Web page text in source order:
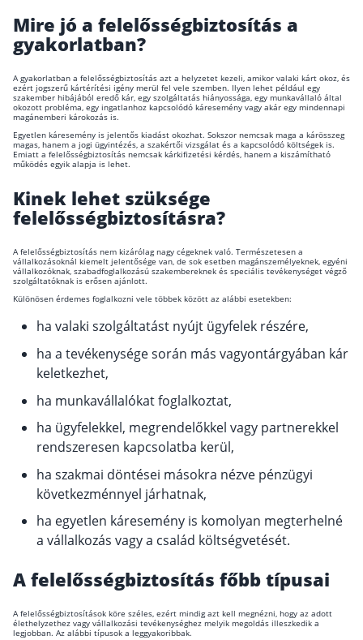
Mire jó a felelősségbiztosítás a
gyakorlatban?
A gyakorlatban a felelősségbiztosítás azt a helyzetet kezeli, amikor valaki kárt okoz, és
ezért jogszerű kártérítési igény merül fel vele szemben. Ilyen lehet például egy
szakember hibájából eredő kár, egy szolgáltatás hiányossága, egy munkavállaló által
okozott probléma, egy ingatlanhoz kapcsolódó káresemény vagy akár egy mindennapi
magánemberi károkozás is.
Egyetlen káresemény is jelentős kiadást okozhat. Sokszor nemcsak maga a kárösszeg
magas, hanem a jogi ügyintézés, a szakértői vizsgálat és a kapcsolódó költségek is.
Emiatt a felelősségbiztosítás nemcsak kárkifizetési kérdés, hanem a kiszámítható
működés egyik alapja is lehet.
Kinek lehet szüksége
felelősségbiztosításra?
A felelősségbiztosítás nem kizárólag nagy cégeknek való. Természetesen a
vállalkozásoknál kiemelt jelentősége van, de sok esetben magánszemélyeknek, egyéni
vállalkozóknak, szabadfoglalkozású szakembereknek és speciális tevékenységet végző
szolgáltatóknak is erősen ajánlott.
Különösen érdemes foglalkozni vele többek között az alábbi esetekben:
ha valaki szolgáltatást nyújt ügyfelek részére,
ha a tevékenysége során más vagyontárgyában kár
keletkezhet,
ha munkavállalókat foglalkoztat,
ha ügyfelekkel, megrendelőkkel vagy partnerekkel
rendszeresen kapcsolatba kerül,
ha szakmai döntései másokra nézve pénzügyi
következménnyel járhatnak,
ha egyetlen káresemény is komolyan megterhelné
a vállalkozás vagy a család költségvetését.
A felelősségbiztosítás főbb típusai
A felelősségbiztosítások köre széles, ezért mindig azt kell megnézni, hogy az adott
élethelyzethez vagy vállalkozási tevékenységhez melyik megoldás illeszkedik a
legjobban. Az alábbi típusok a leggyakoribbak.